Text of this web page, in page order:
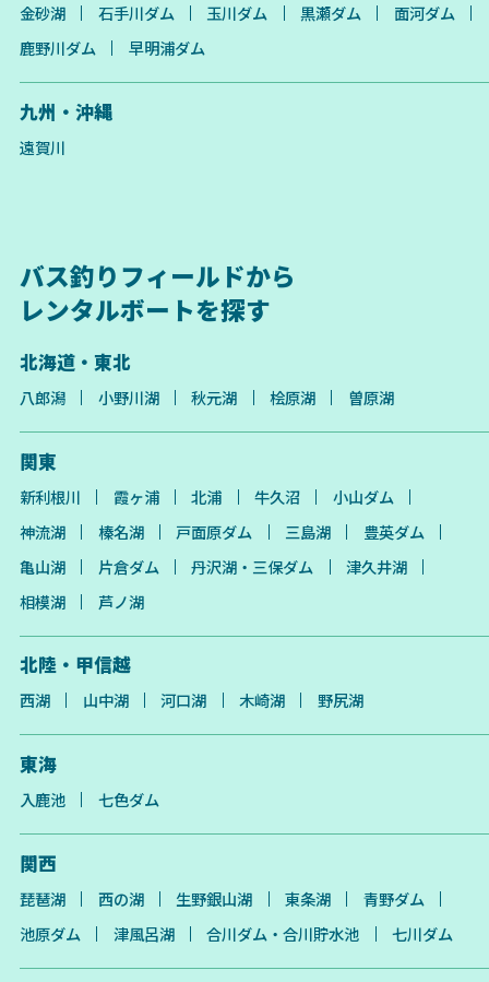
金砂湖
石手川ダム 玉川ダム 黒瀬ダム
面河ダム
鹿野川ダム
早明浦ダム
九州・沖縄
遠賀川
バス釣りフィールドから
レンタルボートを探す
北海道・東北
八郎潟 小野川湖 秋元湖 桧原湖 曽原湖
関東
新利根川 霞ヶ浦 北浦 牛久沼
小山ダム
神流湖
榛名湖 戸面原ダム 三島湖
豊英ダム
亀山湖
片倉ダム 丹沢湖・三保ダム
津久井湖
相模湖
芦ノ湖
北陸・甲信越
西湖 山中湖 河口湖 木崎湖 野尻湖
東海
入鹿池 七色ダム
関西
琵琶湖 西の湖 生野銀山湖 東条湖
青野ダム
池原ダム
津風呂湖 合川ダム・合川貯水池 七川ダム